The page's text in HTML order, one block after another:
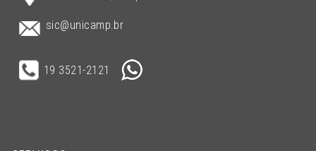
sic@unicamp.br
19 3521-2121